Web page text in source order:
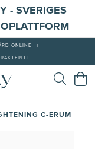
- SVERIGES
ONLINE
C-ERUM